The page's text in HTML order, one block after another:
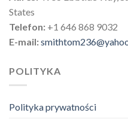
States
Telefon: +1 646 868 9032
E-mail:
POLITYKA
Polityka prywatności